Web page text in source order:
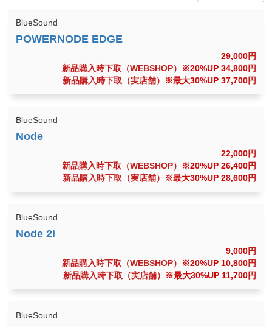
BlueSound
29,000円
新品購入時下取（WEBSHOP）
※20%UP 34,800円
新品購入時下取（実店舗）
※最大30%UP 37,700円
BlueSound
22,000円
新品購入時下取（WEBSHOP）
※20%UP 26,400円
新品購入時下取（実店舗）
※最大30%UP 28,600円
BlueSound
9,000円
新品購入時下取（WEBSHOP）
※20%UP 10,800円
新品購入時下取（実店舗）
※最大30%UP 11,700円
BlueSound